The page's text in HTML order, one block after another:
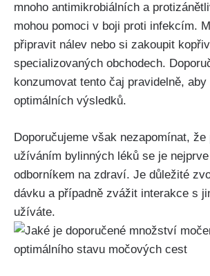
mnoho⁣ antimikrobiálních‌ a
‌mohou pomoci v boji proti infekcím.
‍připravit nálev nebo‍ si‍ zakoupit
specializovaných ‌obchodech.
‍konzumovat‌ tento čaj pravidelně,
optimálních výsledků.
Doporučujeme však nezapomínat,
užíváním bylinných léků ​se​ je
odborníkem na ⁢zdraví. Je důležité
dávku a případně ⁤zvážit⁤ interakce ​s
‌užíváte.